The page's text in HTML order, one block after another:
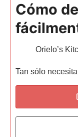
Cómo
Orielo’s
Tan sólo